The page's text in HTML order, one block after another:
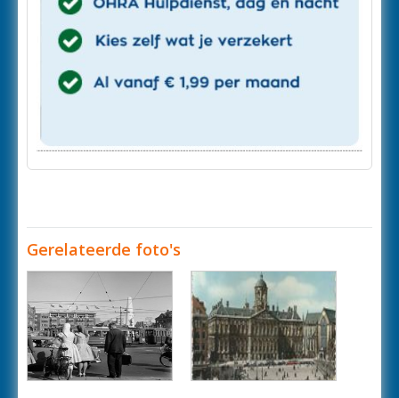
Gerelateerde foto's